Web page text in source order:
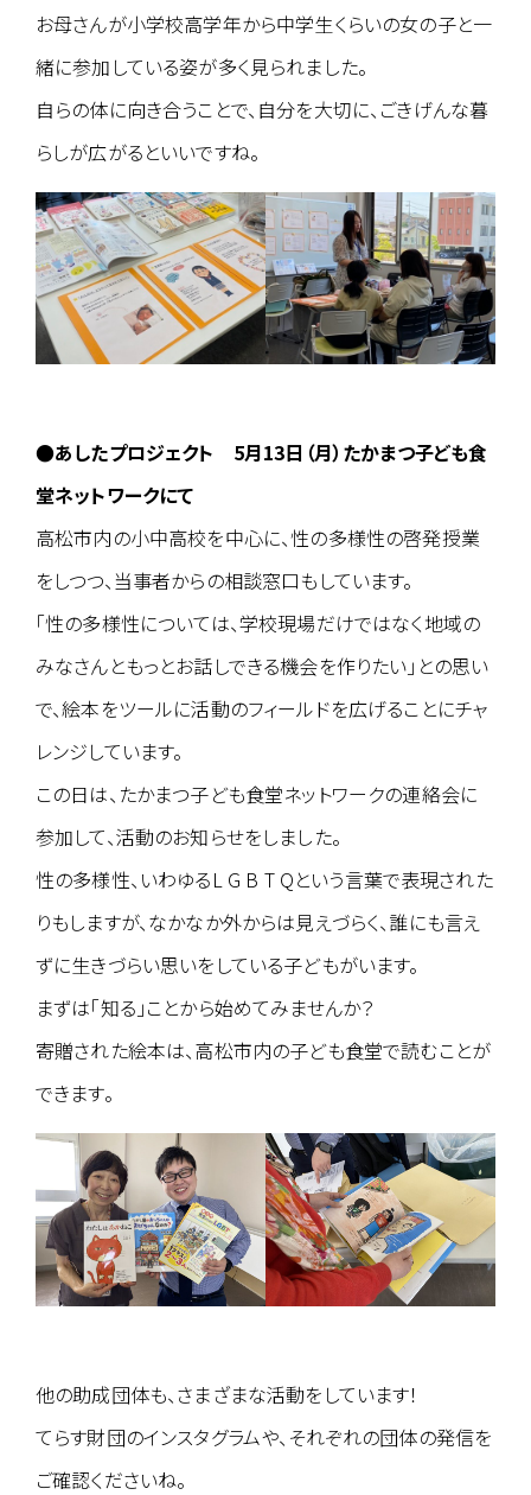
お母さんが小学校高学年から中学生くらいの女の子と一
緒に参加している姿が多く見られました。
自らの体に向き合うことで、自分を大切に、ごきげんな暮
らしが広がるといいですね。
●あしたプロジェクト
5月13日（月）たかまつ子ども食
堂ネットワークにて
高松市内の小中高校を中心に、性の多様性の啓発授業
をしつつ、当事者からの相談窓口もしています。
「性の多様性については、学校現場だけではなく地域の
みなさんともっとお話しできる機会を作りたい」との思い
で、絵本をツールに活動のフィールドを広げることにチャ
レンジしています。
この日は、たかまつ子ども食堂ネットワークの連絡会に
参加して、活動のお知らせをしました。
性の多様性、いわゆるL G B T Qという言葉で表現された
りもしますが、なかなか外からは見えづらく、誰にも言え
ずに生きづらい思いをしている子どもがいます。
まずは「知る」ことから始めてみませんか？
寄贈された絵本は、高松市内の子ども食堂で読むことが
できます。
他の助成団体も、さまざまな活動をしています！
てらす財団のインスタグラムや、それぞれの団体の発信を
ご確認くださいね。